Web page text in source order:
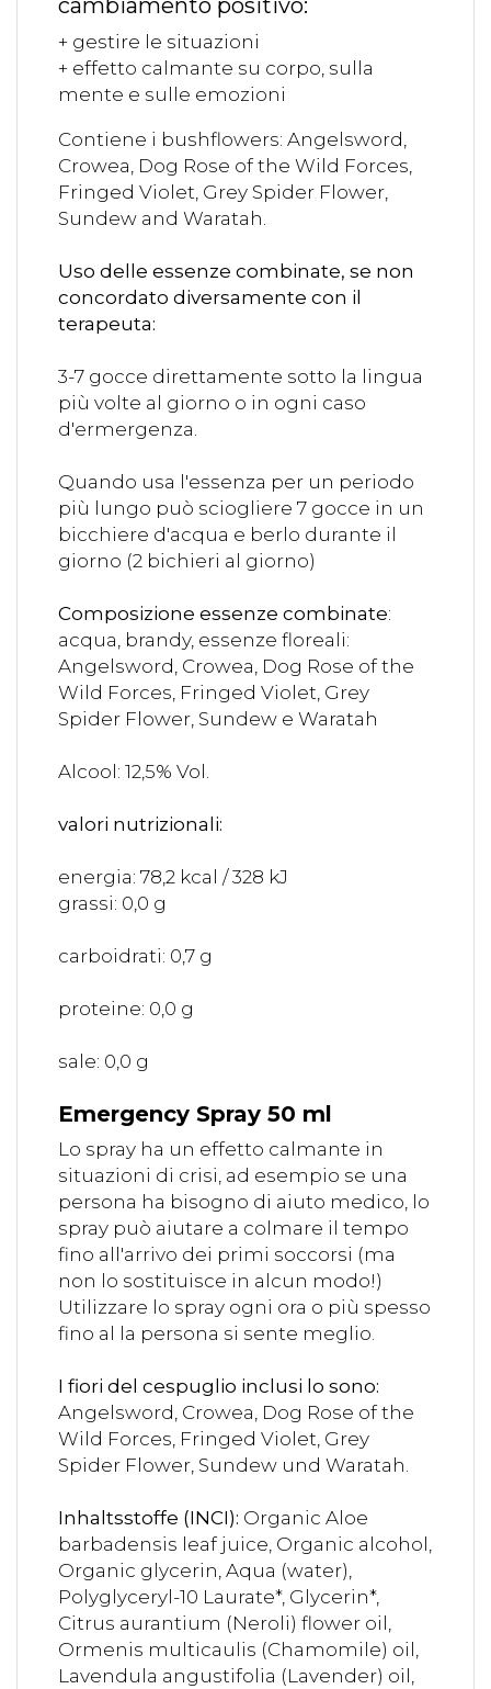
cambiamento positivo:
+ gestire le situazioni
+ effetto calmante su corpo, sulla
mente e sulle emozioni
Contiene i bushflowers: Angelsword,
Crowea, Dog Rose of the Wild Forces,
Fringed Violet, Grey Spider Flower,
Sundew and Waratah.
Uso delle essenze combinate, se non
concordato diversamente con il
terapeuta:
3-7 gocce direttamente sotto la lingua
più volte al giorno o in ogni caso
d'ermergenza.
Quando usa l'essenza per un periodo
più lungo può sciogliere 7 gocce in un
bicchiere d'acqua e berlo durante il
giorno (2 bichieri al giorno)
Composizione essenze combinate:
acqua, brandy, essenze floreali:
Angelsword, Crowea, Dog Rose of the
Wild Forces, Fringed Violet, Grey
Spider Flower, Sundew e Waratah
Alcool: 12,5% Vol.
valori nutrizionali:
energia: 78,2 kcal / 328 kJ
grassi: 0,0 g
carboidrati: 0,7 g
proteine: 0,0 g
sale: 0,0 g
Emergency Spray 50 ml
Lo spray ha un effetto calmante in
situazioni di crisi, ad esempio se una
persona ha bisogno di aiuto medico, lo
spray può aiutare a colmare il tempo
fino all'arrivo dei primi soccorsi (ma
non lo sostituisce in alcun modo!)
Utilizzare lo spray ogni ora o più spesso
fino al la persona si sente meglio.
I fiori del cespuglio inclusi lo sono:
Angelsword, Crowea, Dog Rose of the
Wild Forces, Fringed Violet, Grey
Spider Flower, Sundew und Waratah.
Inhaltsstoffe (INCI): Organic Aloe
barbadensis leaf juice, Organic alcohol,
Organic glycerin, Aqua (water),
Polyglyceryl-10 Laurate*, Glycerin*,
Citrus aurantium (Neroli) flower oil,
Ormenis multicaulis (Chamomile) oil,
Lavendula angustifolia (Lavender) oil,